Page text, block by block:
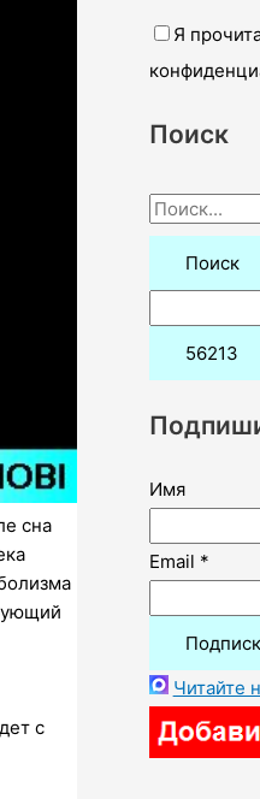
сна
с
Я
Поиск
П
о
:
Имя
Email *
Читайте